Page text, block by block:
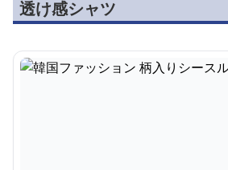
透け感シャツ